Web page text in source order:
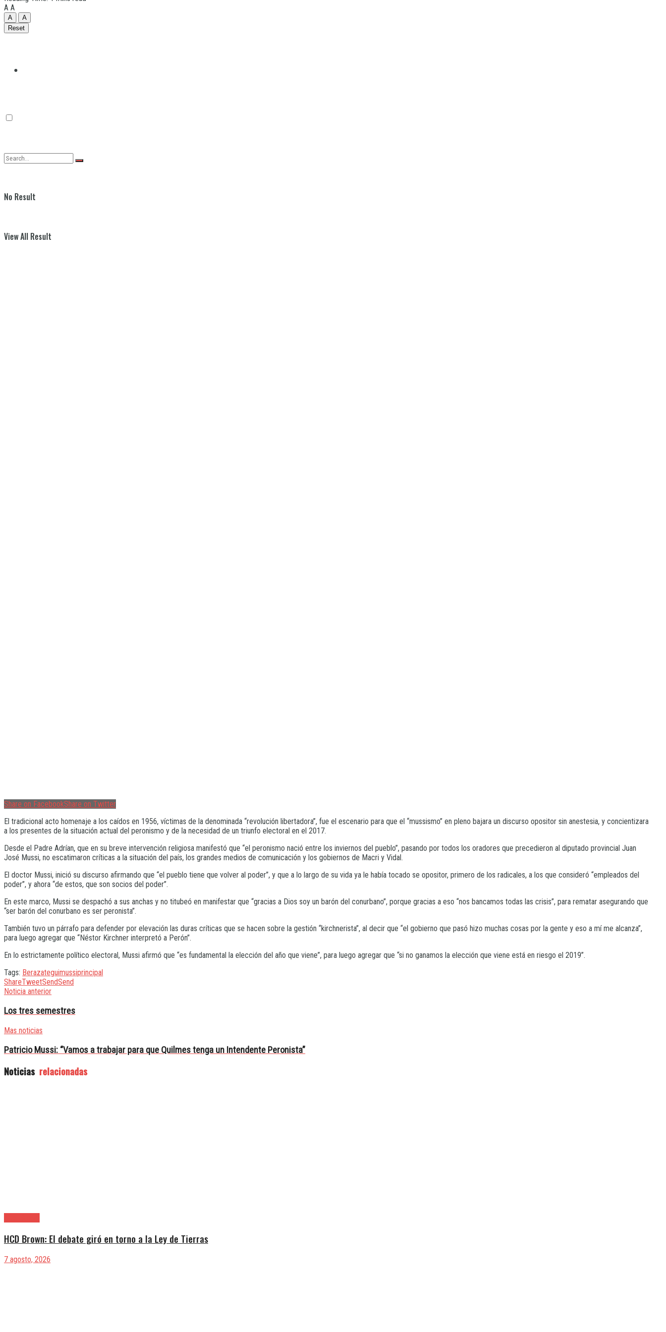
Quilmes
No Result
View All Result
A A
A
A
Reset
Share on FacebookShare on Twitter
El tradicional acto homenaje a los caídos en 1956, víctimas de la denominada “revolución libertadora”, fue el escenario para que el “mussismo” en pleno bajara un discurso opositor sin anestesia, y concientizara
a los presentes de la situación actual del peronismo y de la necesidad de un triunfo electoral en el 2017.
Desde el Padre Adrían, que en su breve intervención religiosa manifestó que “el peronismo nació entre los inviernos del pueblo”, pasando por todos los oradores que precedieron al diputado provincial Juan
José Mussi, no escatimaron críticas a la situación del país, los grandes medios de comunicación y los gobiernos de Macri y Vidal.
El doctor Mussi, inició su discurso afirmando que “el pueblo tiene que volver al poder”, y que a lo largo de su vida ya le había tocado se opositor, primero de los radicales, a los que consideró “empleados del
poder”, y ahora “de estos, que son socios del poder”.
En este marco, Mussi se despachó a sus anchas y no titubeó en manifestar que “gracias a Dios soy un barón del conurbano”, porque gracias a eso “nos bancamos todas las crisis”, para rematar asegurando que
“ser barón del conurbano es ser peronista”.
También tuvo un párrafo para defender por elevación las duras críticas que se hacen sobre la gestión “kirchnerista”, al decir que “el gobierno que pasó hizo muchas cosas por la gente y eso a mí me alcanza”,
para luego agregar que “Néstor Kirchner interpretó a Perón”.
En lo estrictamente político electoral, Mussi afirmó que “es fundamental la elección del año que viene”, para luego agregar que “si no ganamos la elección que viene está en riesgo el 2019”.
Tags: Berazateguimussiprincipal
ShareTweetSendSend
Noticia anterior
Los tres semestres
Mas noticias
Patricio Mussi: “Vamos a trabajar para que Quilmes tenga un Intendente Peronista”
Noticias relacionadas
HCD Brown: El debate giró en torno a la Ley de Tierras
7 agosto, 2026